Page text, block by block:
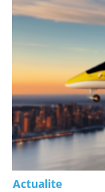
Actualite